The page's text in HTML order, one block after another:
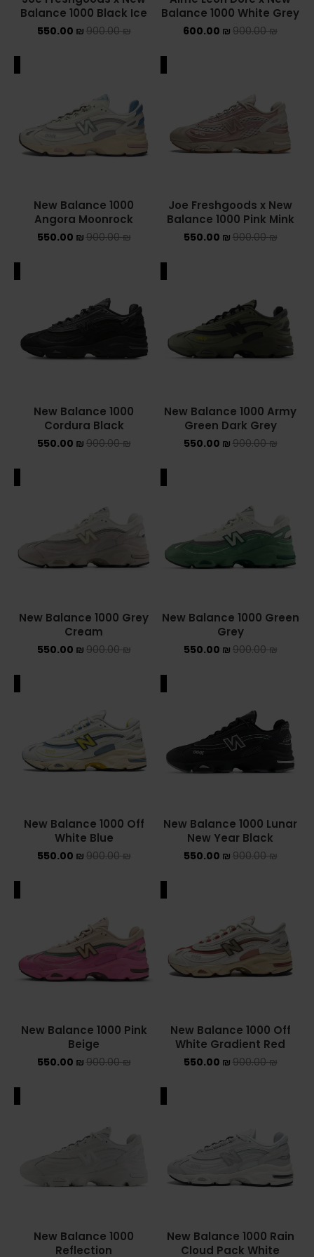
ADIDAS SPEZIAL
AIR JORDAN 1 HIGH
AIR JORDAN 1 LOW
AIR JORDAN 4
AIR JORDAN KIDS
ASICS EX-89
ASICS ONITSUKA TIGER
DR MARTENS
NEW BALANCE
NEW BALANCE 1906R
NEW BALANCE 2002R
NEW BALANCE 550
NEW BALANCE 9060
PUMA PALERMO
UGG קיץ
Converse Chuck Taylor All Star
ADIDAS KIDS
JORDAN KIDS
YEEZY KIDS
NIKE AIR FORCE 1 SHADOW
Balance 1000 White Grey
900.00₪
600.00 ₪
Balance 1000 Black Ice
900.00₪
550.00 ₪
Joe Freshgoods x New
Balance 1000 Pink Mink
900.00₪
550.00 ₪
New Balance 1000
Angora Moonrock
900.00₪
550.00 ₪
New Balance 1000 Army
Green Dark Grey
900.00₪
550.00 ₪
New Balance 1000
Cordura Black
900.00₪
550.00 ₪
New Balance 1000 Green
Grey
900.00₪
550.00 ₪
New Balance 1000 Grey
Cream
900.00₪
550.00 ₪
New Balance 1000 Lunar
New Year Black
900.00₪
550.00 ₪
New Balance 1000 Off
White Blue
900.00₪
550.00 ₪
New Balance 1000 Off
White Gradient Red
900.00₪
550.00 ₪
New Balance 1000 Pink
Beige
900.00₪
550.00 ₪
New Balance 1000 Rain
Cloud Pack White
New Balance 1000
Reflection